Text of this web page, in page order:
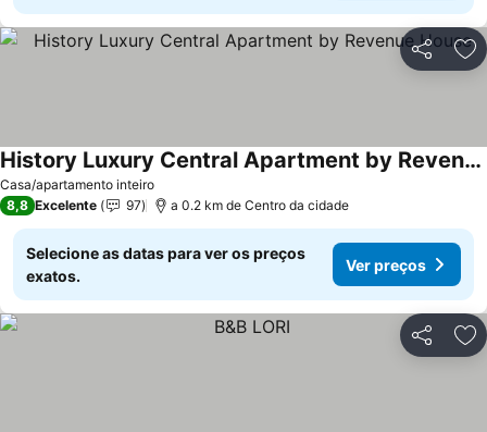
Partilhar
Casa/apartamento inteiro
History Luxury Central Apartment by Revenue House
8,8 Excelente 97 a 0.2 km de Centro da cidade
Selecione as datas para ver os preços
exatos.
Ver preços
Partilhar